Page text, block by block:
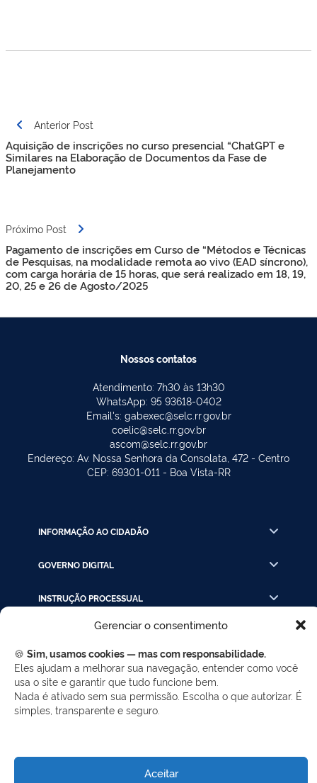
Gerenciar o consentimento
🍪 Sim, usamos cookies — mas com responsabilidade.
Eles ajudam a melhorar sua navegação, entender como você
usa o site e garantir que tudo funcione bem.
Nada é ativado sem sua permissão. Escolha o que autorizar. É
simples, transparente e seguro.
Aceitar
Navegação
de
Post
Anterior Post
Aquisição de inscrições no curso presencial “ChatGPT e
Similares na Elaboração de Documentos da Fase de
Planejamento
Próximo Post
Pagamento de inscrições em Curso de “Métodos e Técnicas
de Pesquisas, na modalidade remota ao vivo (EAD síncrono),
com carga horária de 15 horas, que será realizado em 18, 19,
20, 25 e 26 de Agosto/2025
Nossos contatos
Atendimento: 7h30 às 13h30
WhatsApp: 95 93618-0402
Email's: gabexec@selc.rr.gov.br
coelic@selc.rr.gov.br
ascom@selc.rr.gov.br
Endereço: Av. Nossa Senhora da Consolata, 472 - Centro
CEP: 69301-011 - Boa Vista-RR
INFORMAÇÃO AO CIDADÃO
GOVERNO DIGITAL
INSTRUÇÃO PROCESSUAL
LINKS RÁPIDOS
REDES SOCIAIS
Facebook
Twitter
LinkedIn
Instagram